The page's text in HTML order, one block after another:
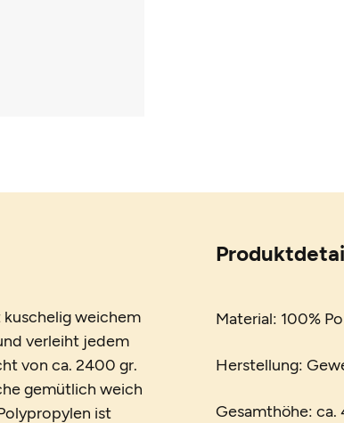
weichem
verleiht jedem
von ca. 2400 gr.
gemütlich weich
ist
Material: 100%
Herstellung:
Gesamthöhe: ca.